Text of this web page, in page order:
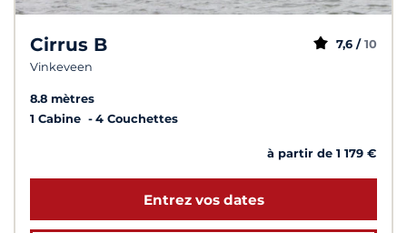
Cirrus B
Vinkeveen
7,6 / 10
8.8 mètres
1 Cabine
4 Couchettes
à partir de 1 179 €
Entrez vos dates